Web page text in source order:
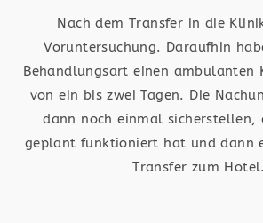
Nach dem Transfer in die
Voruntersuchung. Daraufhin
Behandlungsart einen
von ein bis zwei Tagen. Die
dann noch einmal sicherstellen,
geplant funktioniert hat und dann
Transfer zum Hotel.